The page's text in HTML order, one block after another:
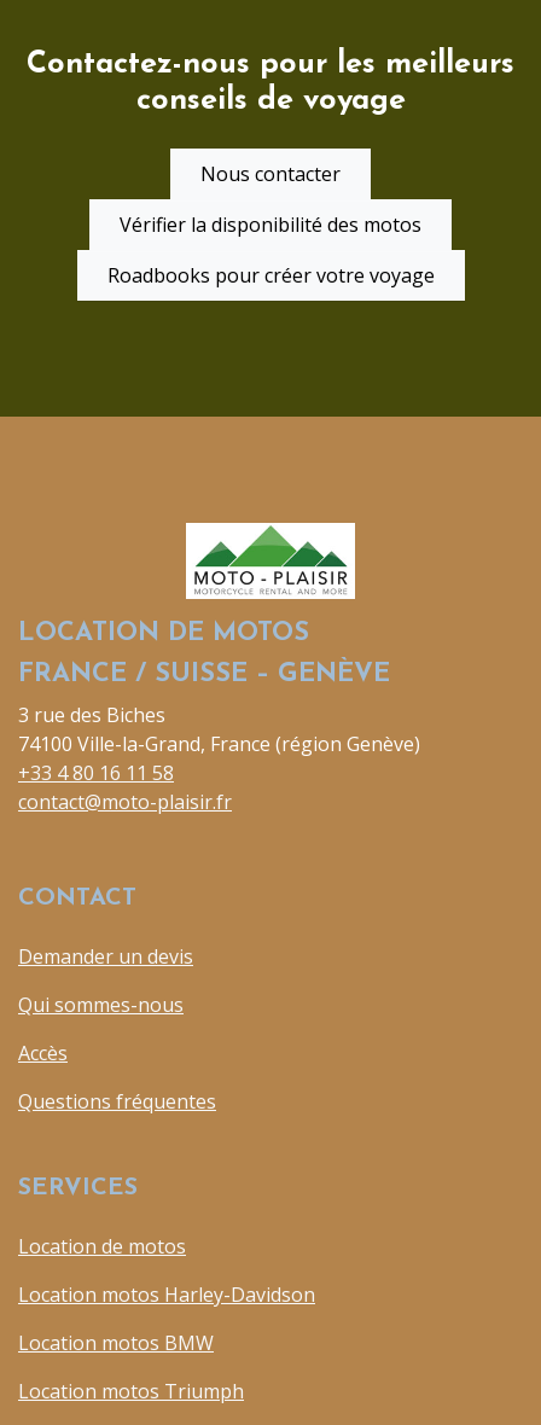
Contactez-nous pour les meilleurs
conseils de voyage
Nous contacter
Vérifier la disponibilité des motos
Roadbooks pour créer votre voyage
LOCATION DE MOTOS
FRANCE / SUISSE – GENÈVE
3 rue des Biches
74100 Ville-la-Grand, France (région Genève)
+33 4 80 16 11 58
contact@moto-plaisir.fr
CONTACT
Demander un devis
Qui sommes-nous
Accès
Questions fréquentes
SERVICES
Location de motos
Location motos Harley-Davidson
Location motos BMW
Location motos Triumph